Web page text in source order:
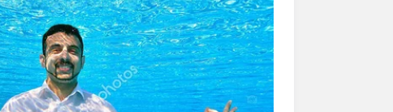
FRIDAY PLANS
Stop Waiting In Line: The 87¢ Generic
Viagra Is Actually "Self-Serve" In Aisle
7